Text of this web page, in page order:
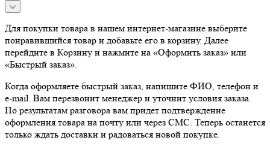
Для покупки товара в нашем интернет-магазине выберите
понравившийся товар и добавьте его в корзину. Далее
перейдите в Корзину и нажмите на «Оформить заказ» или
«Быстрый заказ».
Когда оформляете быстрый заказ, напишите ФИО, телефон и
e-mail. Вам перезвонит менеджер и уточнит условия заказа.
По результатам разговора вам придет подтверждение
оформления товара на почту или через СМС. Теперь останется
только ждать доставки и радоваться новой покупке.